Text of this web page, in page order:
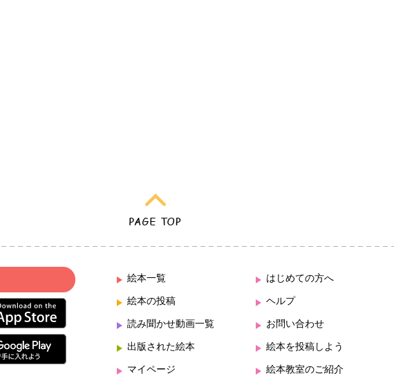
絵本一覧
絵本の投稿
読み聞かせ動画一覧
出版された絵本
マイページ
はじめての方へ
ヘルプ
お問い合わせ
絵本を投稿しよう
絵本教室のご紹介